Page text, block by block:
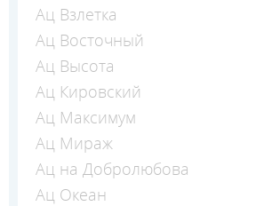
Ац Взлетка
Ац Восточный
Ац Высота
Ац Кировский
Ац Максимум
Ац Мираж
Ац на Добролюбова
Ац Океан